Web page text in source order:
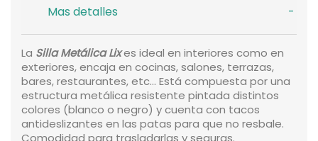
Mas detalles
La Silla Metálica Lixes ideal en interiores como en
exteriores, encaja en cocinas, salones, terrazas,
bares, restaurantes, etc... Está compuesta por una
estructura metálica resistente pintada distintos
colores (blanco o negro) y cuenta con tacos
antideslizantes en las patas para que no resbale.
Comodidad para trasladarlas y seguras.